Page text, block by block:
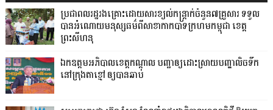
ប្រជាពលរដ្ឋរងគ្រោះដោយសារខ្យល់កន្ត្រាក់ចំនួន៧គ្រួសារ ទទួល
បានអំណោយមនុស្សធម៌ពីសាខាកាកបាទក្រហមកម្ពុជា ខេត្ត
ព្រះសីហនុ
ឯកឧត្តមអភិបាលខេត្តកណ្ដាល បញ្ជាឲ្យដោះស្រាយបញ្ហាលិចទឹក
នៅក្រុងតាខ្មៅ ឲ្យបានឆាប់